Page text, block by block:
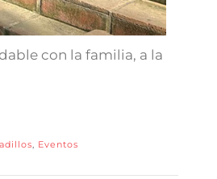
con la familia, a la
, Eventos